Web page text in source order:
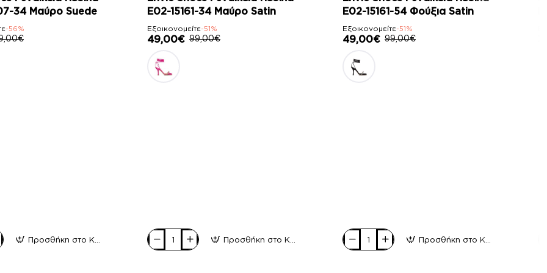
34 Μαύρο Suede
-56%
Προσθήκη στο Καλάθι
E02-15161-34 Μαύρο Satin
Εξοικονομείτε-51%
49,00€ 99,00€
Envie
Shoes
Προσθήκη στο Καλάθι
E02-15161-54 Φούξια Satin
Εξοικονομείτε-51%
49,00€ 99,00€
Envie
Shoes
Προσθήκη στο Καλάθι